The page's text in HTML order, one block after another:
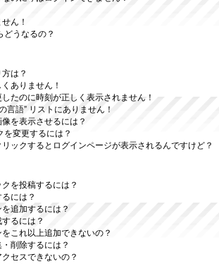
ん！
どうなるの？
は？
ありません！
たのに時刻が正しく表示されません！
言語” リストにありません！
を表示させるには？
を変更するには？
ックするとログインページが表示されるんですけど？
を投稿するには？
には？
追加するには？
るには？
これ以上追加できないの？
削除するには？
セスできないの？